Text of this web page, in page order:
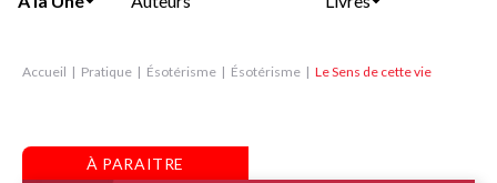
Accueil Pratique Ésotérisme Ésotérisme Le Sens de cette vie
À PARAITRE